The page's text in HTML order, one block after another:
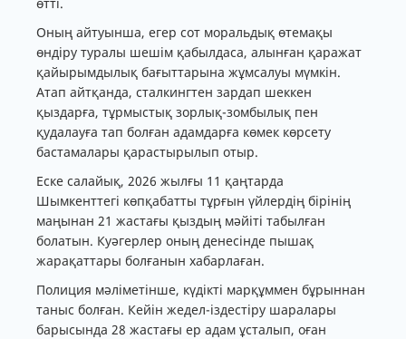
Оның айтуынша, егер сот моральдық өтемақы
өндіру туралы шешім қабылдаса, алынған қаражат
қайырымдылық бағыттарына жұмсалуы мүмкін.
Атап айтқанда, сталкингтен зардап шеккен
қыздарға, тұрмыстық зорлық-зомбылық пен
қудалауға тап болған адамдарға көмек көрсету
бастамалары қарастырылып отыр.
Еске салайық, 2026 жылғы 11 қаңтарда
Шымкенттегі көпқабатты тұрғын үйлердің бірінің
маңынан 21 жастағы қыздың мәйіті табылған
болатын. Куәгерлер оның денесінде пышақ
жарақаттары болғанын хабарлаған.
Полиция мәліметінше, күдікті марқұммен бұрыннан
таныс болған. Кейін жедел-іздестіру шаралары
барысында 28 жастағы ер адам ұсталып, оған